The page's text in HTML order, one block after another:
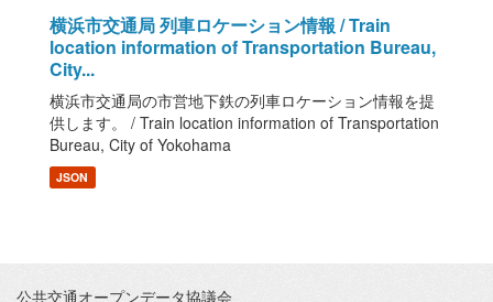
横浜市交通局 列車ロケーション情報 / Train
location information of Transportation Bureau,
City...
横浜市交通局の市営地下鉄の列車ロケーション情報を提
供します。 / Train location information of Transportation
Bureau, City of Yokohama
JSON
公共交通オープンデータ協議会